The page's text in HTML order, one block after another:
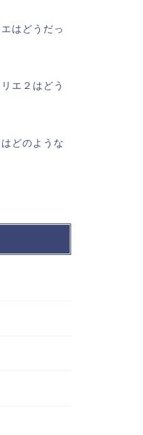
はどうだっ
エ２はどう
どのような